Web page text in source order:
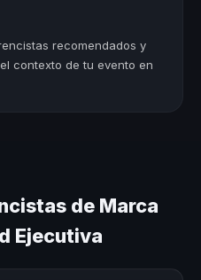
recomendados y
contexto de tu evento en
de Marca
Ejecutiva